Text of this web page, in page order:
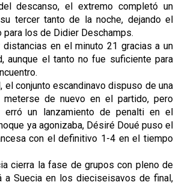
descanso, el extremo completó un
tercer tanto de la noche, dejando el
para los de Didier Deschamps.
distancias en el minuto 21 gracias a un
aunque el tanto no fue suficiente para
el conjunto escandinavo dispuso de una
meterse de nuevo en el partido, pero
erró un lanzamiento de penalti en el
ya agonizaba, Désiré Doué puso el
con el definitivo 1-4 en el tiempo
cierra la fase de grupos con pleno de
a Suecia en los dieciseisavos de final,